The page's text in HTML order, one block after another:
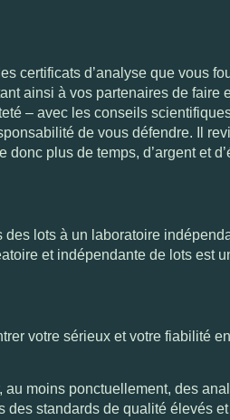
certificats d’analyse que vous
ainsi à vos partenaires de faire
– avec les conseils
de vous défendre. Il
plus de temps, d’argent et
des lots à un laboratoire
et indépendante de lots est
votre sérieux et votre fiabilité
moins ponctuellement, des
des standards de qualité élevés